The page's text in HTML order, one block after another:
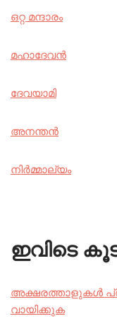
ഒറ്റ മന്ദാരം
മഹാദേവൻ
ദേവയാമി
അനന്തൻ
നിർമ്മാല്യം
ഇവിടെ
അക്ഷരത്താളുകൾ
വായിക്കുക